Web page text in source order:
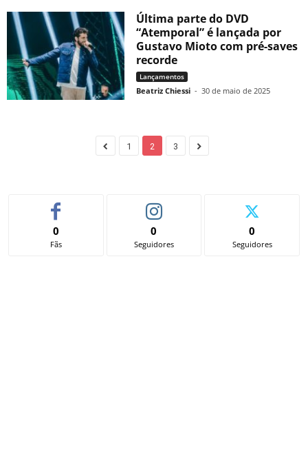
Última parte do DVD
“Atemporal” é lançada por
Gustavo Mioto com pré-saves
recorde
Lançamentos
Beatriz Chiessi - 30 de maio de 2025
1 2 3
0
Fãs
0
Seguidores
0
Seguidores